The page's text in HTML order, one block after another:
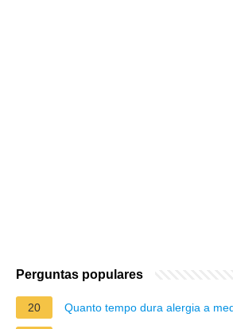
Perguntas populares
20 Quanto tempo dura alergia a